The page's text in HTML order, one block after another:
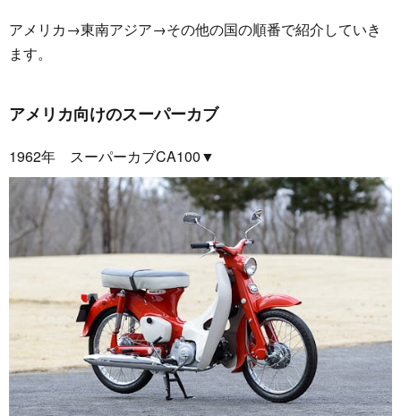
アメリカ→東南アジア→その他の国の順番で紹介していき
ます。
アメリカ向けのスーパーカブ
1962年 スーパーカブCA100▼